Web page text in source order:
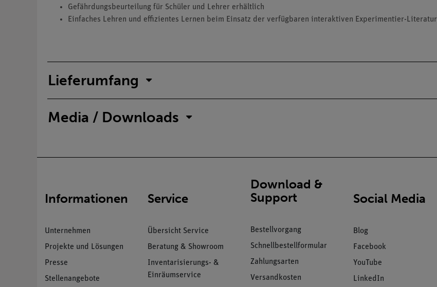
Gefährdungsbeurteilung für Schüler und Lehrer erhältlich
Einfaches Lehren und effizientes Lernen beim Einsatz der verfügbaren interaktiven Experimentier-Literatur
Lieferumfang
Media / Downloads
Informationen
Unternehmen
Projekte und Lösungen
Presse
Stellenangebote
Service
Übersicht Service
Beratung & Showroom
Inventarisierungs- &
Einräumservice
Download &
Support
Bestellvorgang
Schnellbestellformular
Zahlungsarten
Versandkosten
Social Media
Blog
Facebook
YouTube
LinkedIn